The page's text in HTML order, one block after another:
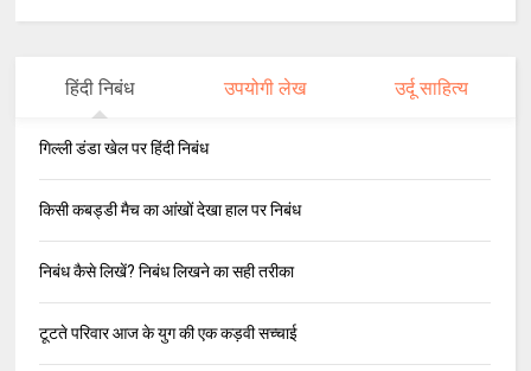
हिंदी निबंध उपयोगी लेख उर्दू साहित्य
गिल्ली डंडा खेल पर हिंदी निबंध
किसी कबड्डी मैच का आंखों देखा हाल पर निबंध
निबंध कैसे लिखें? निबंध लिखने का सही तरीका
टूटते परिवार आज के युग की एक कड़वी सच्चाई